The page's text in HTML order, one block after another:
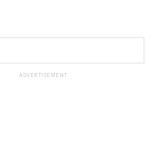
ADVERTISEMENT